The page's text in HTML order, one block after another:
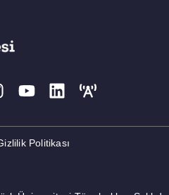
Politikası